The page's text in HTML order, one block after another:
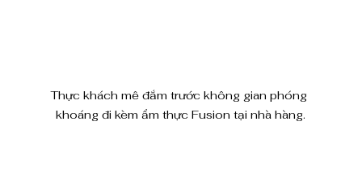
Thực khách mê đắm trước không gian phóng
khoáng đi kèm ẩm thực Fusion tại nhà hàng.